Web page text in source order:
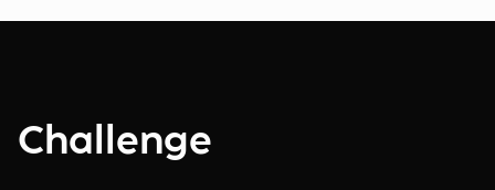
Challenge